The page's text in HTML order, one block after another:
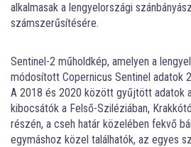
alkalmasak a lengyelországi
számszerűsítésére.
Sentinel-2 műholdkép, amelyen a
módosított Copernicus Sentinel adatok
A 2018 és 2020 között gyűjtött adatok
kibocsátók a Felső-Sziléziában,
részén, a cseh határ közelében fekvő
egymáshoz közel találhatók, az egyes